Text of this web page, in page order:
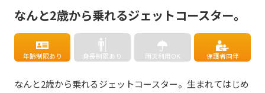
なんと2歳から乗れるジェットコースター。
年齢制限あり 身長制限あり 雨天利用OK 保護者同伴
なんと2歳から乗れるジェットコースター。生まれてはじめ